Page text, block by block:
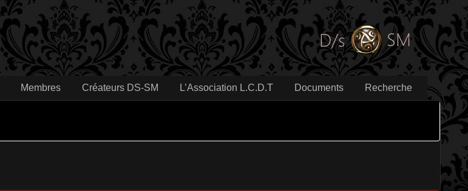
Membres Créateurs DS-SM L’Association L.C.D.T Documents Recherche